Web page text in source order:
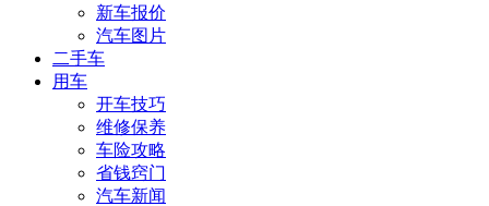
新车报价
汽车图片
二手车
用车
开车技巧
维修保养
车险攻略
省钱窍门
汽车新闻